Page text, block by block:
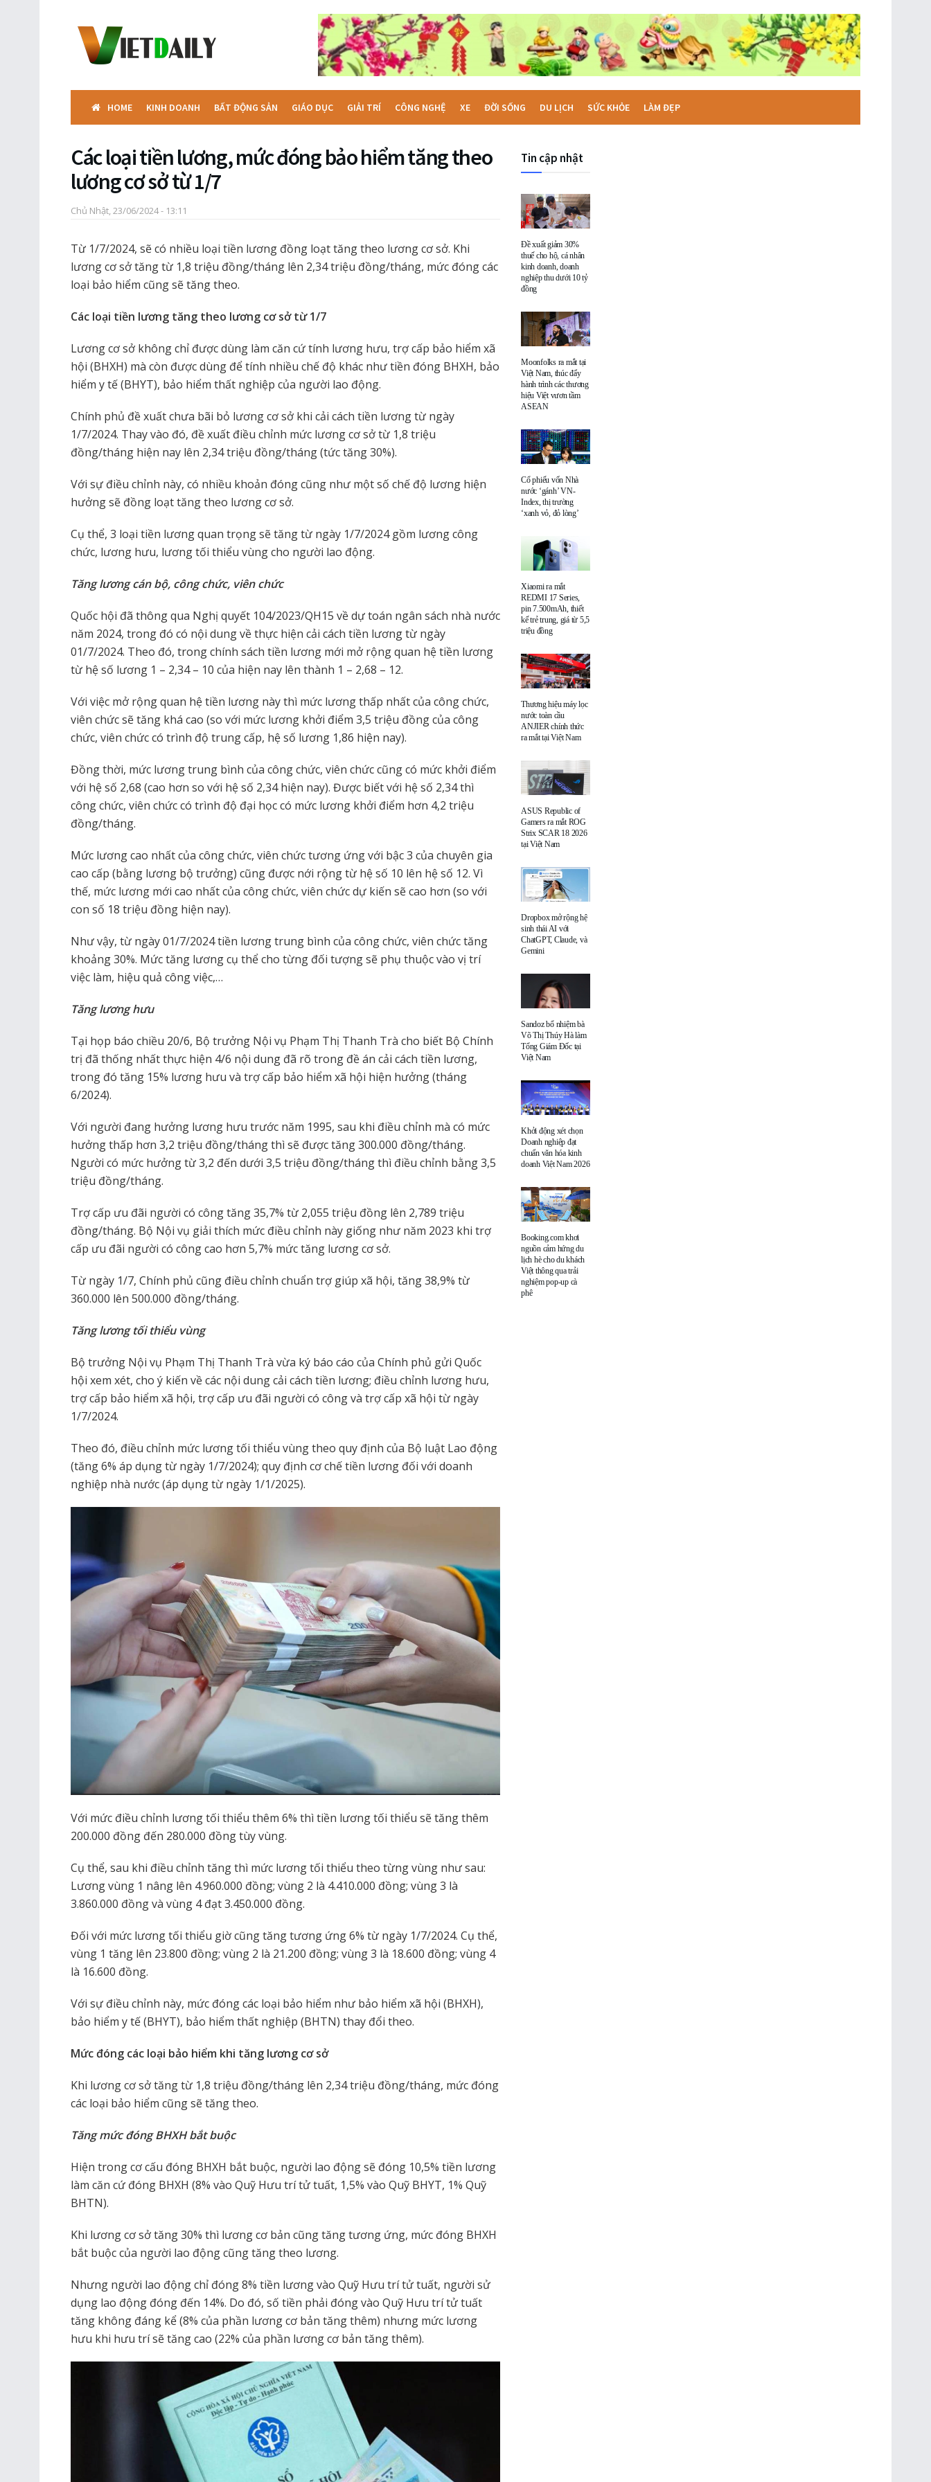
HOME KINH DOANH BẤT ĐỘNG SẢN GIÁO DỤC GIẢI TRÍ CÔNG NGHỆ XE ĐỜI SỐNG DU LỊCH SỨC KHỎE LÀM ĐẸP
Các loại tiền lương, mức đóng bảo hiểm tăng theo
lương cơ sở từ 1/7
Chủ Nhật, 23/06/2024 - 13:11
Từ 1/7/2024, sẽ có nhiều loại tiền lương đồng loạt tăng theo lương cơ sở. Khi
lương cơ sở tăng từ 1,8 triệu đồng/tháng lên 2,34 triệu đồng/tháng, mức đóng các
loại bảo hiểm cũng sẽ tăng theo.
Các loại tiền lương tăng theo lương cơ sở từ 1/7
Lương cơ sở không chỉ được dùng làm căn cứ tính lương hưu, trợ cấp bảo hiểm xã
hội (BHXH) mà còn được dùng để tính nhiều chế độ khác như tiền đóng BHXH, bảo
hiểm y tế (BHYT), bảo hiểm thất nghiệp của người lao động.
Chính phủ đề xuất chưa bãi bỏ lương cơ sở khi cải cách tiền lương từ ngày
1/7/2024. Thay vào đó, đề xuất điều chỉnh mức lương cơ sở từ 1,8 triệu
đồng/tháng hiện nay lên 2,34 triệu đồng/tháng (tức tăng 30%).
Với sự điều chỉnh này, có nhiều khoản đóng cũng như một số chế độ lương hiện
hưởng sẽ đồng loạt tăng theo lương cơ sở.
Cụ thể, 3 loại tiền lương quan trọng sẽ tăng từ ngày 1/7/2024 gồm lương công
chức, lương hưu, lương tối thiểu vùng cho người lao động.
Tăng lương cán bộ, công chức, viên chức
Quốc hội đã thông qua Nghị quyết 104/2023/QH15 về dự toán ngân sách nhà nước
năm 2024, trong đó có nội dung về thực hiện cải cách tiền lương từ ngày
01/7/2024. Theo đó, trong chính sách tiền lương mới mở rộng quan hệ tiền lương
từ hệ số lương 1 – 2,34 – 10 của hiện nay lên thành 1 – 2,68 – 12.
Với việc mở rộng quan hệ tiền lương này thì mức lương thấp nhất của công chức,
viên chức sẽ tăng khá cao (so với mức lương khởi điểm 3,5 triệu đồng của công
chức, viên chức có trình độ trung cấp, hệ số lương 1,86 hiện nay).
Đồng thời, mức lương trung bình của công chức, viên chức cũng có mức khởi điểm
với hệ số 2,68 (cao hơn so với hệ số 2,34 hiện nay). Được biết với hệ số 2,34 thì
công chức, viên chức có trình độ đại học có mức lương khởi điểm hơn 4,2 triệu
đồng/tháng.
Mức lương cao nhất của công chức, viên chức tương ứng với bậc 3 của chuyên gia
cao cấp (bằng lương bộ trưởng) cũng được nới rộng từ hệ số 10 lên hệ số 12. Vì
thế, mức lương mới cao nhất của công chức, viên chức dự kiến sẽ cao hơn (so với
con số 18 triệu đồng hiện nay).
Như vậy, từ ngày 01/7/2024 tiền lương trung bình của công chức, viên chức tăng
khoảng 30%. Mức tăng lương cụ thể cho từng đối tượng sẽ phụ thuộc vào vị trí
việc làm, hiệu quả công việc,…
Tăng lương hưu
Tại họp báo chiều 20/6, Bộ trưởng Nội vụ Phạm Thị Thanh Trà cho biết Bộ Chính
trị đã thống nhất thực hiện 4/6 nội dung đã rõ trong đề án cải cách tiền lương,
trong đó tăng 15% lương hưu và trợ cấp bảo hiểm xã hội hiện hưởng (tháng
6/2024).
Với người đang hưởng lương hưu trước năm 1995, sau khi điều chỉnh mà có mức
hưởng thấp hơn 3,2 triệu đồng/tháng thì sẽ được tăng 300.000 đồng/tháng.
Người có mức hưởng từ 3,2 đến dưới 3,5 triệu đồng/tháng thì điều chỉnh bằng 3,5
triệu đồng/tháng.
Trợ cấp ưu đãi người có công tăng 35,7% từ 2,055 triệu đồng lên 2,789 triệu
đồng/tháng. Bộ Nội vụ giải thích mức điều chỉnh này giống như năm 2023 khi trợ
cấp ưu đãi người có công cao hơn 5,7% mức tăng lương cơ sở.
Từ ngày 1/7, Chính phủ cũng điều chỉnh chuẩn trợ giúp xã hội, tăng 38,9% từ
360.000 lên 500.000 đồng/tháng.
Tăng lương tối thiểu vùng
Bộ trưởng Nội vụ Phạm Thị Thanh Trà vừa ký báo cáo của Chính phủ gửi Quốc
hội xem xét, cho ý kiến về các nội dung cải cách tiền lương; điều chỉnh lương hưu,
trợ cấp bảo hiểm xã hội, trợ cấp ưu đãi người có công và trợ cấp xã hội từ ngày
1/7/2024.
Theo đó, điều chỉnh mức lương tối thiểu vùng theo quy định của Bộ luật Lao động
(tăng 6% áp dụng từ ngày 1/7/2024); quy định cơ chế tiền lương đối với doanh
nghiệp nhà nước (áp dụng từ ngày 1/1/2025).
Với mức điều chỉnh lương tối thiểu thêm 6% thì tiền lương tối thiểu sẽ tăng thêm
200.000 đồng đến 280.000 đồng tùy vùng.
Cụ thể, sau khi điều chỉnh tăng thì mức lương tối thiểu theo từng vùng như sau:
Lương vùng 1 nâng lên 4.960.000 đồng; vùng 2 là 4.410.000 đồng; vùng 3 là
3.860.000 đồng và vùng 4 đạt 3.450.000 đồng.
Đối với mức lương tối thiểu giờ cũng tăng tương ứng 6% từ ngày 1/7/2024. Cụ thể,
vùng 1 tăng lên 23.800 đồng; vùng 2 là 21.200 đồng; vùng 3 là 18.600 đồng; vùng 4
là 16.600 đồng.
Với sự điều chỉnh này, mức đóng các loại bảo hiểm như bảo hiểm xã hội (BHXH),
bảo hiểm y tế (BHYT), bảo hiểm thất nghiệp (BHTN) thay đổi theo.
Mức đóng các loại bảo hiểm khi tăng lương cơ sở
Khi lương cơ sở tăng từ 1,8 triệu đồng/tháng lên 2,34 triệu đồng/tháng, mức đóng
các loại bảo hiểm cũng sẽ tăng theo.
Tăng mức đóng BHXH bắt buộc
Hiện trong cơ cấu đóng BHXH bắt buộc, người lao động sẽ đóng 10,5% tiền lương
làm căn cứ đóng BHXH (8% vào Quỹ Hưu trí tử tuất, 1,5% vào Quỹ BHYT, 1% Quỹ
BHTN).
Khi lương cơ sở tăng 30% thì lương cơ bản cũng tăng tương ứng, mức đóng BHXH
bắt buộc của người lao động cũng tăng theo lương.
Nhưng người lao động chỉ đóng 8% tiền lương vào Quỹ Hưu trí tử tuất, người sử
dụng lao động đóng đến 14%. Do đó, số tiền phải đóng vào Quỹ Hưu trí tử tuất
tăng không đáng kể (8% của phần lương cơ bản tăng thêm) nhưng mức lương
hưu khi hưu trí sẽ tăng cao (22% của phần lương cơ bản tăng thêm).
Tin cập nhật
Đề xuất giảm 30%
thuế cho hộ, cá nhân
kinh doanh, doanh
nghiệp thu dưới 10 tỷ
đồng
Moonfolks ra mắt tại
Việt Nam, thúc đẩy
hành trình các thương
hiệu Việt vươn tầm
ASEAN
Cổ phiếu vốn Nhà
nước ‘gánh’ VN-
Index, thị trường
‘xanh vỏ, đỏ lòng’
Xiaomi ra mắt
REDMI 17 Series,
pin 7.500mAh, thiết
kế trẻ trung, giá từ 5,5
triệu đồng
Thương hiệu máy lọc
nước toàn cầu
ANJIER chính thức
ra mắt tại Việt Nam
ASUS Republic of
Gamers ra mắt ROG
Strix SCAR 18 2026
tại Việt Nam
Dropbox mở rộng hệ
sinh thái AI với
ChatGPT, Claude, và
Gemini
Sandoz bổ nhiệm bà
Võ Thị Thúy Hà làm
Tổng Giám Đốc tại
Việt Nam
Khởi động xét chọn
Doanh nghiệp đạt
chuẩn văn hóa kinh
doanh Việt Nam 2026
Booking.com khơi
nguồn cảm hứng du
lịch hè cho du khách
Việt thông qua trải
nghiệm pop-up cà
phê